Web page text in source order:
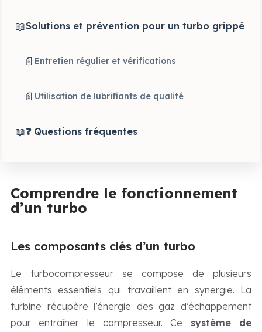
📖Solutions et prévention pour un turbo grippé
📄 Entretien régulier et vérifications
📄 Utilisation de lubrifiants de qualité
📖❓ Questions fréquentes
Comprendre le fonctionnement
d’un turbo
Les composants clés d’un turbo
Le turbocompresseur se compose de plusieurs
éléments essentiels qui travaillent en synergie. La
turbine récupère l’énergie des gaz d’échappement
pour entraîner le compresseur. Ce système de